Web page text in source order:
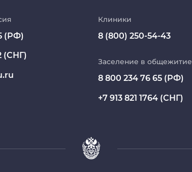
МедКласс
МАСЦ СибГМУ
Научно-медицинская библиотека
(РФ)
(СНГ)
Клиники
8 (800) 250-54-43
Заселение в общежитие
8 800 234 76 65 (РФ)
+7 913 821 1764 (СНГ)